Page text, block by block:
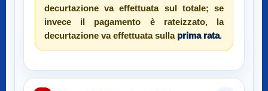
decurtazione va effettuata sul totale; se
invece il pagamento è rateizzato, la
decurtazione va effettuata sulla prima rata.